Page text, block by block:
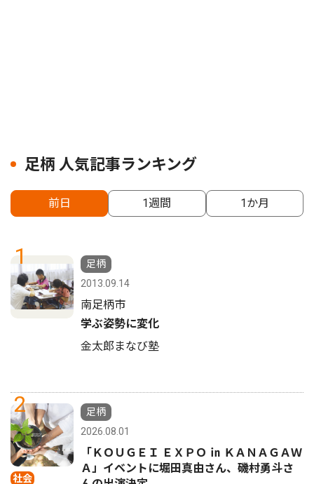
足柄 人気記事ランキング
前日 1週間 1か月
1
足柄
2013.09.14
南足柄市
学ぶ姿勢に変化
金太郎まなび塾
2
社会
足柄
2026.08.01
「ＫＯＵＧＥＩ ＥＸＰＯ ㏌ ＫＡＮＡＧＡＷ
Ａ」イベントに堀田真由さん、磯村勇斗さ